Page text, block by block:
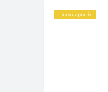
Популярный